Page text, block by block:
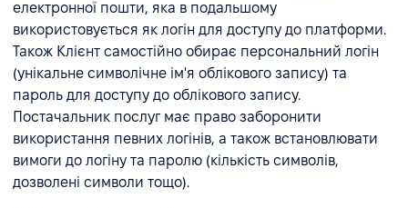
електронної пошти, яка в подальшому
використовується як логін для доступу до платформи.
Також Клієнт самостійно обирає персональний логін
(унікальне символічне ім'я облікового запису) та
пароль для доступу до облікового запису.
Постачальник послуг має право заборонити
використання певних логінів, а також встановлювати
вимоги до логіну та паролю (кількість символів,
дозволені символи тощо).